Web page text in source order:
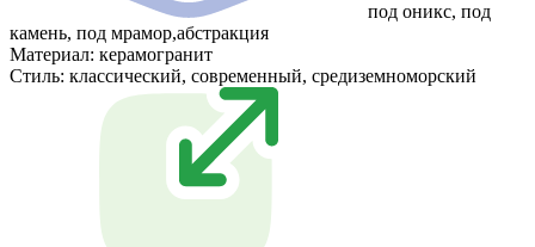
под оникс, под
камень, под мрамор,абстракция
Материал: керамогранит
Стиль: классический, современный, средиземноморский